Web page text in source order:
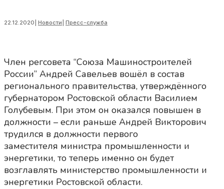
22.12.2020 Новости Пресс-служба
Член регсовета “Союза Машиностроителей
России” Андрей Савельев вошёл в состав
регионального правительства, утверждённого
губернатором Ростовской области Василием
Голубевым. При этом он оказался повышен в
должности – если раньше Андрей Викторович
трудился в должности первого
заместителя министра промышленности и
энергетики, то теперь именно он будет
возглавлять министерство промышленности и
энергетики Ростовской области.